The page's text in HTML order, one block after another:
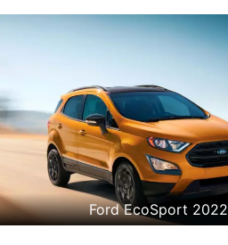
Ford EcoSport 2022